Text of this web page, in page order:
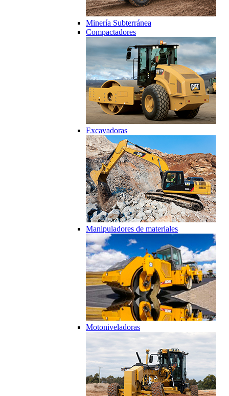
Minería Subterránea
Compactadores
Excavadoras
Manipuladores de materiales
Motoniveladoras